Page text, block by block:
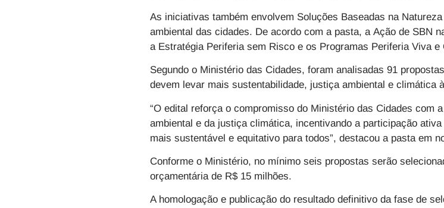
As iniciativas também envolvem Soluções Baseadas na
ambiental das cidades. De acordo com a pasta, a Ação de SBN
a Estratégia Periferia sem Risco e os Programas Periferia Viva e
Segundo o Ministério das Cidades, foram analisadas 91
devem levar mais sustentabilidade, justiça ambiental e climática
“O edital reforça o compromisso do Ministério das Cidades com
ambiental e da justiça climática, incentivando a participação
mais sustentável e equitativo para todos”, destacou a pasta em
Conforme o Ministério, no mínimo seis propostas serão
orçamentária de R$ 15 milhões.
A homologação e publicação do resultado definitivo da fase de